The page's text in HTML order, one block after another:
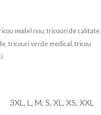
model nou, tricouri de calitate,
tricouri verde medical, tricou
3XL, L, M, S, XL, XS, XXL